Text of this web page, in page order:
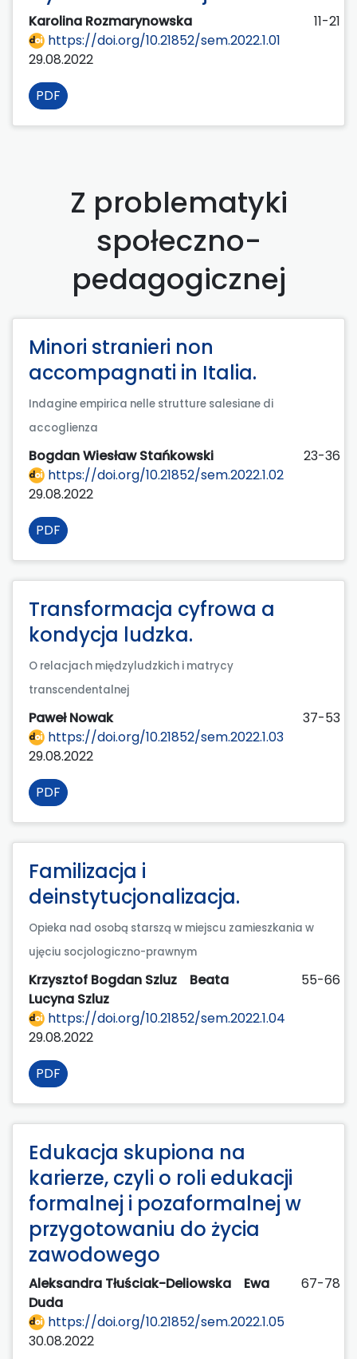
Karolina Rozmarynowska
11-21
https://doi.org/10.21852/sem.2022.1.01
29.08.2022
PDF
Z problematyki
społeczno-
pedagogicznej
Minori stranieri non
accompagnati in Italia.
Indagine empirica nelle strutture salesiane di
accoglienza
Bogdan Wiesław Stańkowski
23-36
https://doi.org/10.21852/sem.2022.1.02
29.08.2022
PDF
Transformacja cyfrowa a
kondycja ludzka.
O relacjach międzyludzkich i matrycy
transcendentalnej
Paweł Nowak
37-53
https://doi.org/10.21852/sem.2022.1.03
29.08.2022
PDF
Familizacja i
deinstytucjonalizacja.
Opieka nad osobą starszą w miejscu zamieszkania w
ujęciu socjologiczno-prawnym
Krzysztof Bogdan Szluz
Beata
Lucyna Szluz
55-66
https://doi.org/10.21852/sem.2022.1.04
29.08.2022
PDF
Edukacja skupiona na
karierze, czyli o roli edukacji
formalnej i pozaformalnej w
przygotowaniu do życia
zawodowego
Aleksandra Tłuściak-Deliowska
Ewa
Duda
67-78
https://doi.org/10.21852/sem.2022.1.05
30.08.2022